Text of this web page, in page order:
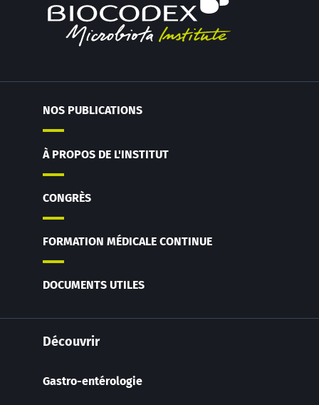
NOS PUBLICATIONS
À PROPOS DE L'INSTITUT
CONGRÈS
FORMATION MÉDICALE CONTINUE
DOCUMENTS UTILES
Découvrir
Gastro-entérologie